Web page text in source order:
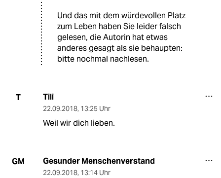
Und das mit dem würdevollen Platz
zum Leben haben Sie leider falsch
gelesen, die Autorin hat etwas
anderes gesagt als sie behaupten:
bitte nochmal nachlesen.
T Tili
22.09.2018, 13:25 Uhr
Weil wir dich lieben.
GM Gesunder Menschenverstand
22.09.2018, 13:14 Uhr